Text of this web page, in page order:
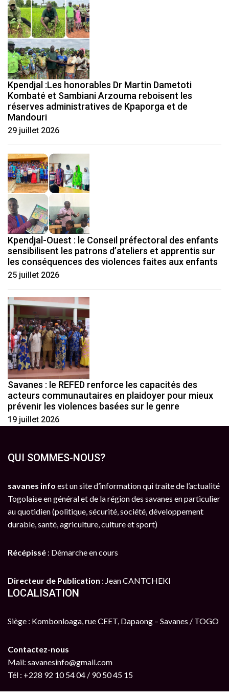
Kpendjal :Les honorables Dr Martin Dametoti
Kombaté et Sambiani Arzouma reboisent les
réserves administratives de Kpaporga et de
Mandouri
29 juillet 2026
Kpendjal-Ouest : le Conseil préfectoral des enfants
sensibilisent les patrons d’ateliers et apprentis sur
les conséquences des violences faites aux enfants
25 juillet 2026
Savanes : le REFED renforce les capacités des
acteurs communautaires en plaidoyer pour mieux
prévenir les violences basées sur le genre
19 juillet 2026
QUI SOMMES-NOUS?
savanes info est un site d’information qui traite de l’actualité
Togolaise en général et de la région des savanes en particulier
au quotidien (politique, sécurité, société, développement
durable, santé, agriculture, culture et sport)
Récépissé : Démarche en cours
Directeur de Publication : Jean CANTCHEKI
LOCALISATION
Siège : Kombonloaga, rue CEET, Dapaong – Savanes / TOGO
Contactez-nous
Mail: savanesinfo@gmail.com
Tél : +228 92 10 54 04 / 90 50 45 15